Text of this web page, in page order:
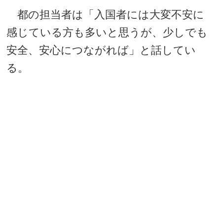
都の担当者は「入国者には大変不安に
感じている方も多いと思うが、少しでも
安全、安心につながれば」と話してい
る。